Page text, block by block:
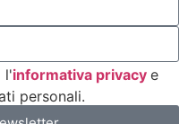
l'informativa privacy e
personali.